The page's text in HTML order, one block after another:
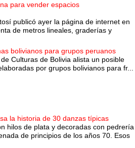
para vender espacios
publicó ayer la página de internet en
de metros lineales, graderías y
bolivianos para grupos peruanos
Culturas de Bolivia alista un posible
por grupos bolivianos para fr...
la historia de 30 danzas típicas
hilos de plata y decoradas con pedrería
de principios de los años 70. Esos